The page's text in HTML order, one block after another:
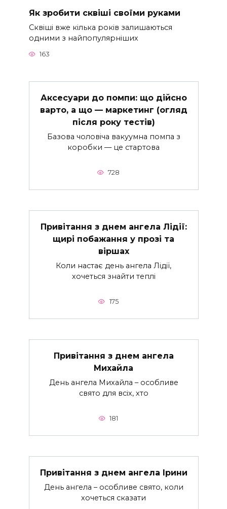
Як зробити сквіші своїми руками
Сквіші вже кілька років залишаються
одними з найпопулярніших
163
Аксесуари до помпи: що дійсно
варто, а що — маркетинг (огляд
після року тестів)
Базова чоловіча вакуумна помпа з
коробки — це стартова
728
Привітання з днем ангела Лідії:
щирі побажання у прозі та
віршах
Коли настає день ангела Лідії,
хочеться знайти теплі
175
Привітання з днем ангела
Михайла
День ангела Михайла – особливе
свято для всіх, хто
181
Привітання з днем ангела Ірини
День ангела – особливе свято, коли
хочеться сказати